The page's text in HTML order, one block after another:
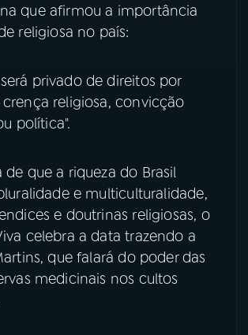
que afirmou a importância
religiosa no país:
privado de direitos por
religiosa, convicção
política".
de que a riqueza do Brasil
e multiculturalidade,
e doutrinas religiosas, o
celebra a data trazendo a
que falará do poder das
medicinais nos cultos